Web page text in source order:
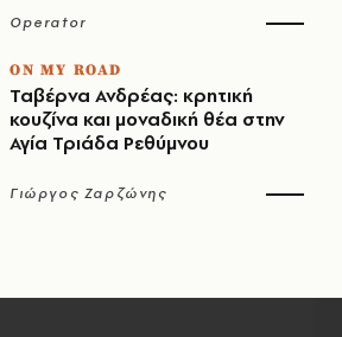
Operator
ON MY ROAD
Ταβέρνα Ανδρέας: κρητική
κουζίνα και μοναδική θέα στην
Αγία Τριάδα Ρεθύμνου
Γιώργος Ζαρζώνης